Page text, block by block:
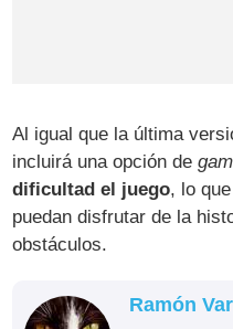
Al igual que la última
incluirá una opción de
dificultad el juego, lo
puedan disfrutar de la
obstáculos.
Ramón